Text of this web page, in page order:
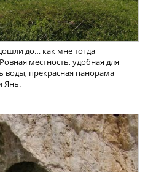
до… как мне тогда
местность, удобная для
воды, прекрасная панорама
Янь.